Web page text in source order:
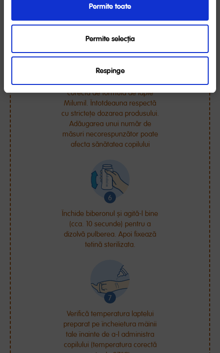
Permite toate
Permite selecția
Respinge
pachet, atent nivelată. Nu
Adaugă în apă cantitatea
corectă de formulă de lapte
Milumil. Întotdeauna respectă
cu strictețe dozarea produsului.
Adăugarea unui număr de
măsuri necorespunzător poate
afecta sănătatea copilului
Închide biberonul și agită-l bine
(cca. 10 secunde) pentru a
dizolvă pulberea. Apoi fixează
tetină sterilizata.
Verifică temperatura laptelui
preparat pe încheietura mâinii
tale înainte de a-l administra
copilului (temperatura corectă